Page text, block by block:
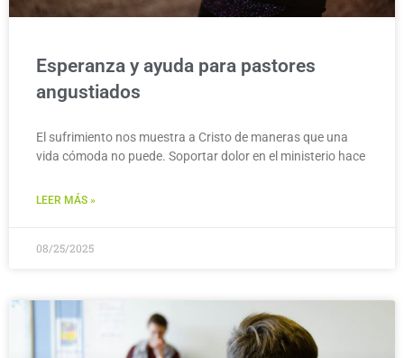
Esperanza y ayuda para pastores
angustiados
El sufrimiento nos muestra a Cristo de maneras que una
vida cómoda no puede. Soportar dolor en el ministerio hace
LEER MÁS »
08/25/2025